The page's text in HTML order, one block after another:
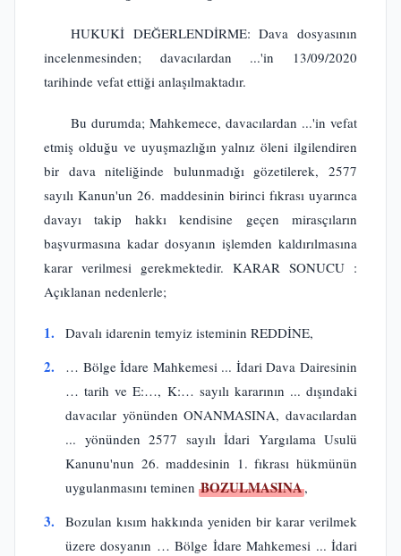
HUKUKİ DEĞERLENDİRME: Dava dosyasının
incelenmesinden; davacılardan ...'in 13/09/2020
tarihinde vefat ettiği anlaşılmaktadır.
Bu durumda; Mahkemece, davacılardan ...'in vefat
etmiş olduğu ve uyuşmazlığın yalnız öleni ilgilendiren
bir dava niteliğinde bulunmadığı gözetilerek, 2577
sayılı Kanun'un 26. maddesinin birinci fıkrası uyarınca
davayı takip hakkı kendisine geçen mirasçıların
başvurmasına kadar dosyanın işlemden kaldırılmasına
karar verilmesi gerekmektedir. KARAR SONUCU :
Açıklanan nedenlerle;
1. Davalı idarenin temyiz isteminin REDDİNE,
2.
… Bölge İdare Mahkemesi ... İdari Dava Dairesinin
… tarih ve E:…, K:… sayılı kararının ... dışındaki
davacılar yönünden ONANMASINA, davacılardan
... yönünden 2577 sayılı İdari Yargılama Usulü
Kanunu'nun 26. maddesinin 1. fıkrası hükmünün
uygulanmasını teminen BOZULMASINA,
3.
Bozulan kısım hakkında yeniden bir karar verilmek
üzere dosyanın … Bölge İdare Mahkemesi ... İdari